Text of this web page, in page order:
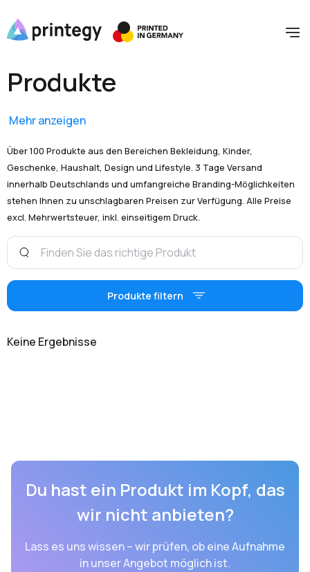
Produkte
Mehr anzeigen
Über 100 Produkte aus den Bereichen Bekleidung, Kinder,
Geschenke, Haushalt, Design und Lifestyle. 3 Tage Versand
innerhalb Deutschlands und umfangreiche Branding-Möglichkeiten
stehen Ihnen zu unschlagbaren Preisen zur Verfügung. Alle Preise
excl. Mehrwertsteuer, inkl. einseitigem Druck.
Produkte filtern
Keine Ergebnisse
Du hast ein Produkt im Kopf, das
wir nicht anbieten?
Lass es uns wissen – wir prüfen, ob eine Aufnahme
in unser Angebot möglich ist.